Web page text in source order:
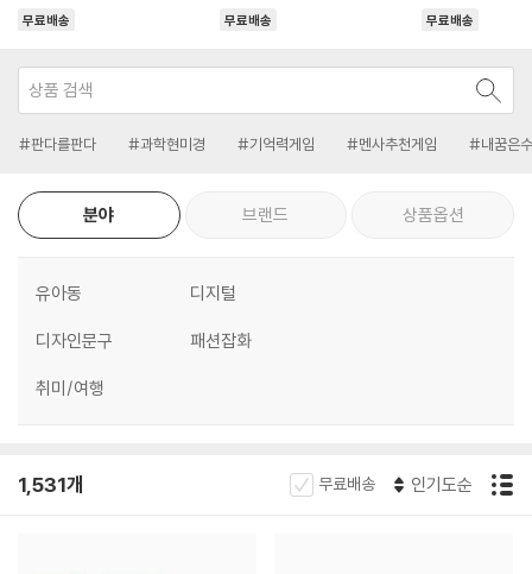
무료배송 무료배송 무료배송
#판다를판다 #과학현미경 #기억력게임 #멘사추천게임 #내꿈은
분야 브랜드 상품옵션
유아동
디자인문구
취미/여행
디지털
패션잡화
1,531개 무료배송 인기도순